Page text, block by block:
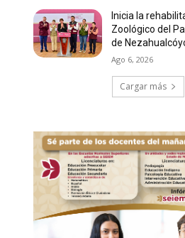
Inicia la
Zoológico del
de
Ago 6, 2026
Cargar más